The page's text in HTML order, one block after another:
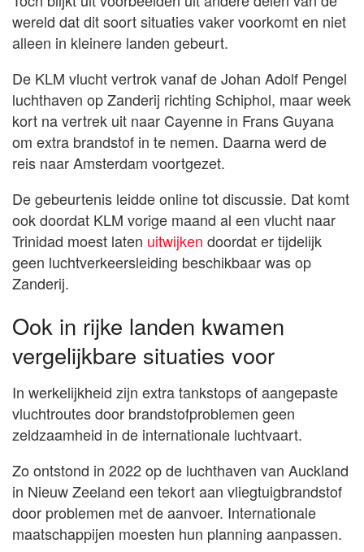
wereld dat dit soort situaties vaker voorkomt en niet
alleen in kleinere landen gebeurt.
De KLM vlucht vertrok vanaf de Johan Adolf Pengel
luchthaven op Zanderij richting Schiphol, maar week
kort na vertrek uit naar Cayenne in Frans Guyana
om extra brandstof in te nemen. Daarna werd de
reis naar Amsterdam voortgezet.
De gebeurtenis leidde online tot discussie. Dat komt
ook doordat KLM vorige maand al een vlucht naar
Trinidad moest laten uitwijken doordat er tijdelijk
geen luchtverkeersleiding beschikbaar was op
Zanderij.
Ook in rijke landen kwamen
vergelijkbare situaties voor
In werkelijkheid zijn extra tankstops of aangepaste
vluchtroutes door brandstofproblemen geen
zeldzaamheid in de internationale luchtvaart.
Zo ontstond in 2022 op de luchthaven van Auckland
in Nieuw Zeeland een tekort aan vliegtuigbrandstof
door problemen met de aanvoer. Internationale
maatschappijen moesten hun planning aanpassen.